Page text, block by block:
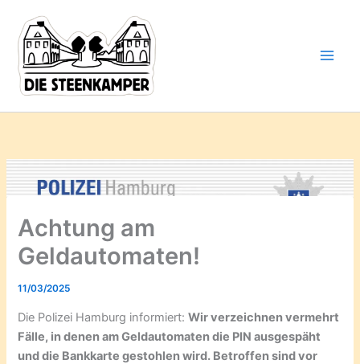
Inhalt
springen
Achtung am
Geldautomaten!
11/03/2025
Die Polizei Hamburg informiert:Wir verzeichnen vermehrt
Fälle, in denen am Geldautomaten die PIN ausgespäht
und die Bankkarte gestohlen wird. Betroffen sind vor
deine
Mail-
Adresse
ein ...